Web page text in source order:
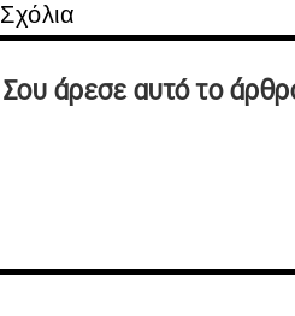
Σχόλια
Σου άρεσε αυτό το